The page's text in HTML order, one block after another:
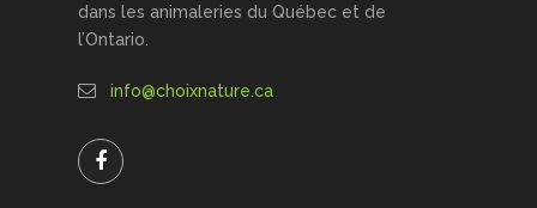
dans les animaleries du Québec et de
l’Ontario.
info@choixnature.ca